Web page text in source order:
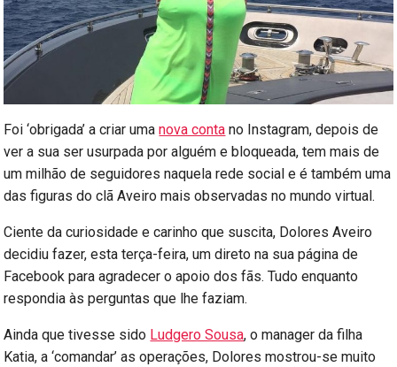
Foi ‘obrigada’ a criar umanova conta no Instagram, depois de
ver a sua ser usurpada por alguém e bloqueada, tem mais de
um milhão de seguidores naquela rede social e é também uma
das figuras do clã Aveiro mais observadas no mundo virtual.
Ciente da curiosidade e carinho que suscita, Dolores Aveiro
decidiu fazer, esta terça-feira, um direto na sua página de
Facebook para agradecer o apoio dos fãs. Tudo enquanto
respondia às perguntas que lhe faziam.
Ainda que tivesse sido Ludgero Sousa, o manager da filha
Katia, a ‘comandar’ as operações, Dolores mostrou-se muito